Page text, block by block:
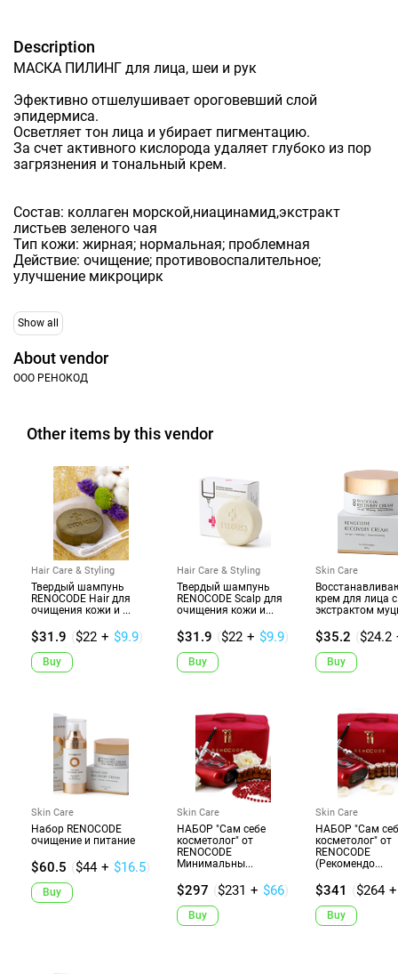
Description
МАСКА ПИЛИНГ для лица, шеи и рук
Эфективно отшелушивает ороговевший слой
эпидермиса.
Осветляет тон лица и убирает пигментацию.
За счет активного кислорода удаляет глубоко из пор
загрязнения и тональный крем.
Состав: коллаген морской,ниацинамид,экстракт
листьев зеленого чая
Тип кожи: жирная; нормальная; проблемная
Действие: очищение; противовоспалительное;
улучшение микроцирк
Show all
About vendor
ООО РЕНОКОД
Other items by this vendor
Hair Care & Styling
Твердый шампунь
RENOCODE Hair для
очищения кожи и ...
$31.9 ($22 + $9.9)
Buy
Hair Care & Styling
Твердый шампунь
RENOCODE Scalp для
очищения кожи и...
$31.9 ($22 + $9.9)
Buy
Skin Care
крем для лица с
экстрактом
$35.2 ($24.2
Buy
Skin Care
Набор RENOCODE
очищение и питание
$60.5 ($44 + $16.5)
Buy
Skin Care
НАБОР "Сам себе
косметолог" от
RENOCODE
Минимальны...
$297 ($231 + $66)
Buy
Skin Care
НАБОР "Сам
косметолог" от
RENOCODE
(Рекомендо...
$341 ($264 +
Buy